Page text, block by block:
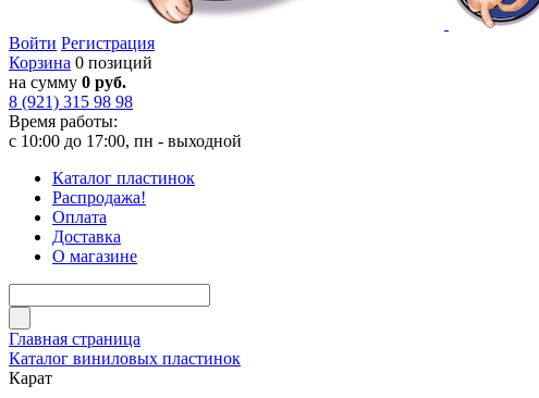
Войти Регистрация
Корзина 0 позиций
на сумму 0 руб.
8 (921) 315 98 98
Время работы:
с 10:00 до 17:00, пн - выходной
Каталог пластинок
Распродажа!
Оплата
Доставка
О магазине
Главная страница
Каталог виниловых пластинок
Карат